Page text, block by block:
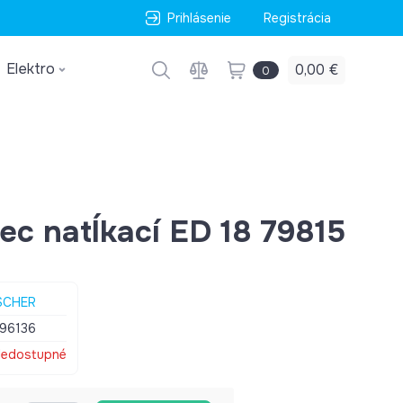
Prihlásenie Registrácia
Elektro 0 0,00 €
natĺkací ED 18 79815